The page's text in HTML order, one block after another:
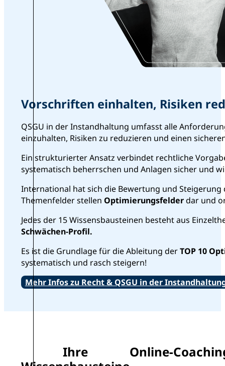
Vorschriften einhalten, Risiken
QSGU in der Instandhaltung umfasst alle
einzuhalten, Risiken zu reduzieren und einen
Ein strukturierter Ansatz verbindet rechtliche
systematisch beherrschen und Anlagen sicher und
International hat sich die Bewertung und
Themenfelder stellen Optimierungsfelderdar und
Jedes der 15 Wissensbausteinen besteht aus
Schwächen-Profil.
Es ist die Grundlage für die Ableitung derTOP 10
systematisch und rasch steigern!
Mehr Infos zu Recht & QSGU in der
Ihre
Online-